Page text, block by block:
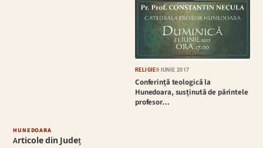
RELIGIE6 IUNIE 2017
Conferință teologică la
Hunedoara, susținută de părintele
profesor…
HUNEDOARA
Articole din Județ